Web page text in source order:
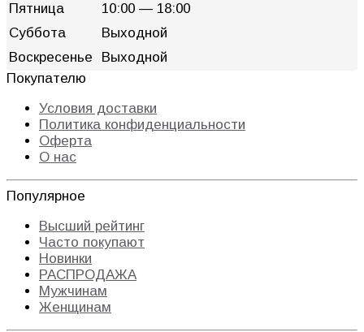
Пятница
10:00 — 18:00
Суббота
Выходной
Воскресенье
Выходной
Покупателю
Условия доставки
Политика конфиденциальности
Оферта
О нас
Популярное
Высший рейтинг
Часто покупают
Новинки
РАСПРОДАЖА
Мужчинам
Женщинам